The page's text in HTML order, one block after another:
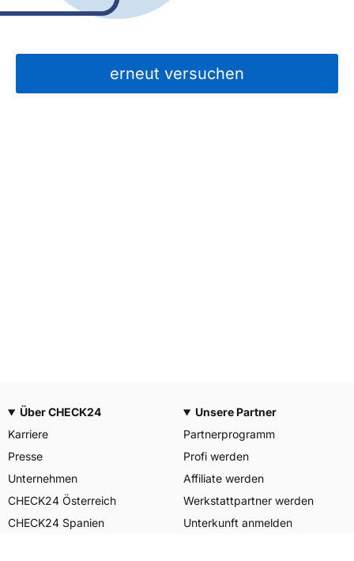
erneut versuchen
Über CHECK24
Karriere
Presse
Unternehmen
CHECK24 Österreich
CHECK24 Spanien
Unsere Partner
Partnerprogramm
Profi werden
Affiliate werden
Werkstattpartner werden
Unterkunft anmelden